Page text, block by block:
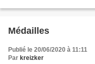
Médailles
Publié le 20/06/2020 à 11:11
Par kreizker